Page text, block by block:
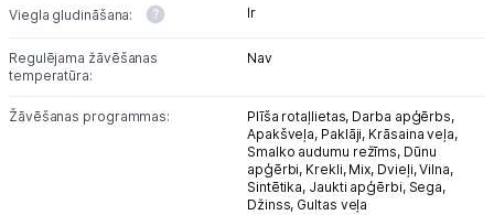
Viegla gludināšana: Ir
Regulējama žāvēšanas
temperatūra:
Nav
Žāvēšanas programmas: Plīša rotaļlietas, Darba apģērbs,
Apakšveļa, Paklāji, Krāsaina veļa,
Smalko audumu režīms, Dūnu
apģērbi, Krekli, Mix, Dvieļi,Vilna,
Sintētika, Jaukti apģērbi, Sega,
Džinss, Gultas veļa